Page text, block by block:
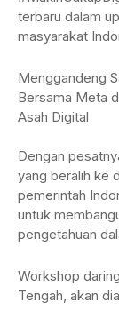
terbaru dalam
masyarakat
Menggandeng
Bersama Meta
Asah Digital
Dengan
yang beralih ke
pemerintah
untuk
pengetahuan
Workshop
Tengah, akan